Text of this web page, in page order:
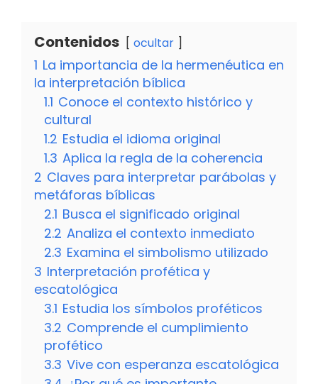
Contenidos ocultar
1 La importancia de la hermenéutica en
la interpretación bíblica
1.1 Conoce el contexto histórico y
cultural
1.2 Estudia el idioma original
1.3 Aplica la regla de la coherencia
2 Claves para interpretar parábolas y
metáforas bíblicas
2.1 Busca el significado original
2.2 Analiza el contexto inmediato
2.3 Examina el simbolismo utilizado
3 Interpretación profética y
escatológica
3.1 Estudia los símbolos proféticos
3.2 Comprende el cumplimiento
profético
3.3 Vive con esperanza escatológica